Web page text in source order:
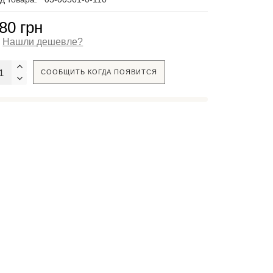
грн
Нашли дешевле?
СООБЩИТЬ КОГДА ПОЯВИТСЯ